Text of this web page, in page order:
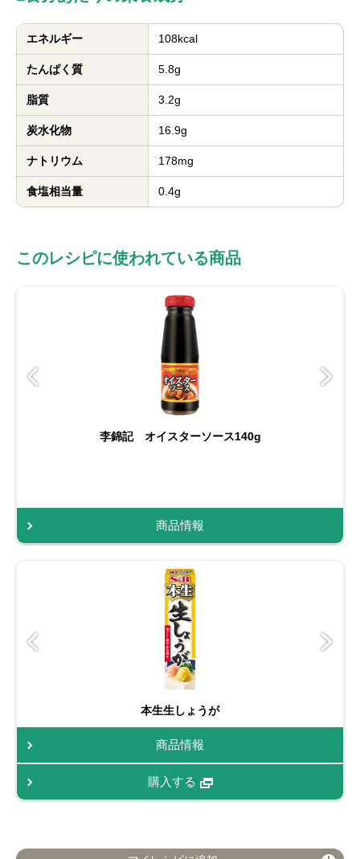
エネルギー 108kcal
たんぱく質 5.8g
脂質 3.2g
炭水化物 16.9g
ナトリウム 178mg
食塩相当量 0.4g
このレシピに使われている商品
李錦記 オイスターソース140g
商品情報
本生生しょうが
商品情報
購入する